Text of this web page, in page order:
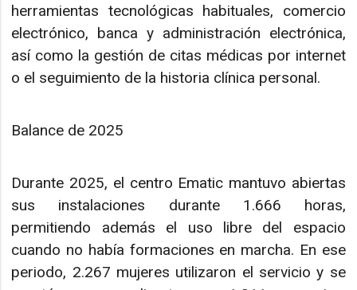
herramientas tecnológicas habituales, comercio
electrónico, banca y administración electrónica,
así como la gestión de citas médicas por internet
o el seguimiento de la historia clínica personal.
Balance de 2025
Durante 2025, el centro Ematic mantuvo abiertas
sus instalaciones durante 1.666 horas,
permitiendo además el uso libre del espacio
cuando no había formaciones en marcha. En ese
periodo, 2.267 mujeres utilizaron el servicio y se